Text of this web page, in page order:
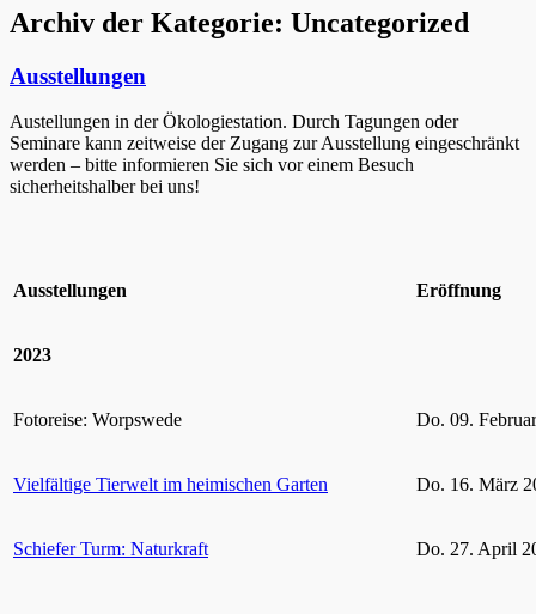
Archiv der Kategorie: Uncategorized
Ausstellungen
Austellungen in der Ökologiestation. Durch Tagungen oder
Seminare kann zeitweise der Zugang zur Ausstellung eingeschränkt
werden – bitte informieren Sie sich vor einem Besuch
sicherheitshalber bei uns!
Ausstellungen Eröffnung
2023
Fotoreise: Worpswede Do. 09.
Vielfältige Tierwelt im heimischen Garten Do. 16. März
Schiefer Turm: Naturkraft Do. 27. April